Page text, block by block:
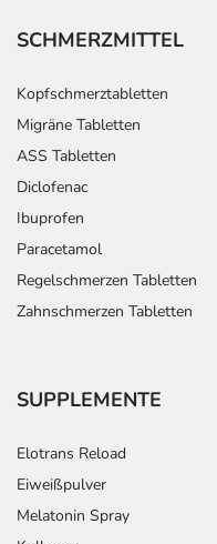
SCHMERZMITTEL
Kopfschmerztabletten
Migräne Tabletten
ASS Tabletten
Diclofenac
Ibuprofen
Paracetamol
Regelschmerzen Tabletten
Zahnschmerzen Tabletten
SUPPLEMENTE
Elotrans Reload
Eiweißpulver
Melatonin Spray